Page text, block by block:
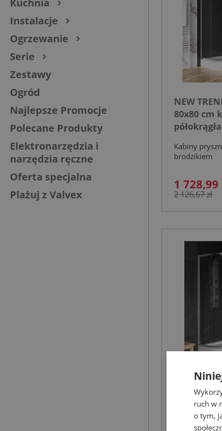
Instalacje
Ogrzewanie
Serie
Zestawy
Ogród
Najlepsze Promocje
Polecane Produkty
Elektronarzędzia i
narzędzia ręczne
Oferta specjalna
Plażuj z Valvex
NEW
80x80 cm
Kabiny
brodzikiem
1 728,99
2 126,67 zł
NEW
zestaw
ruch w
o tym,